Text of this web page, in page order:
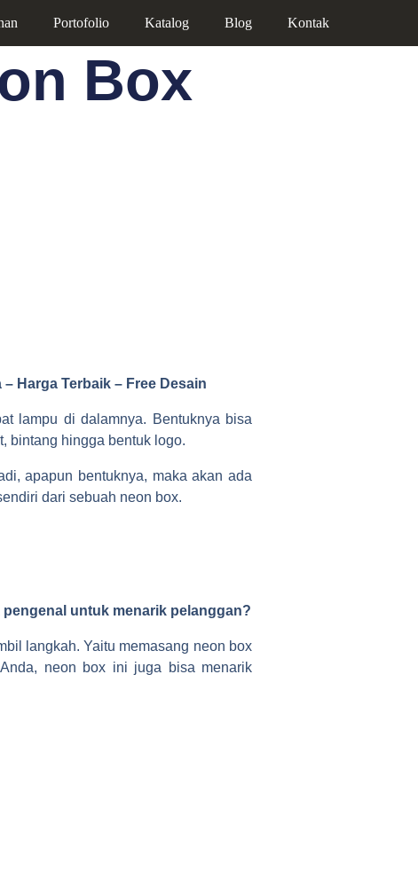
Portofolio Katalog Blog Kontak
Box
Harga Terbaik – Free Desain
lampu di dalamnya. Bentuknya bisa
bintang hingga bentuk logo.
apapun bentuknya, maka akan ada
dari sebuah neon box.
untuk menarik pelanggan?
langkah. Yaitu memasang neon box
neon box ini juga bisa menarik